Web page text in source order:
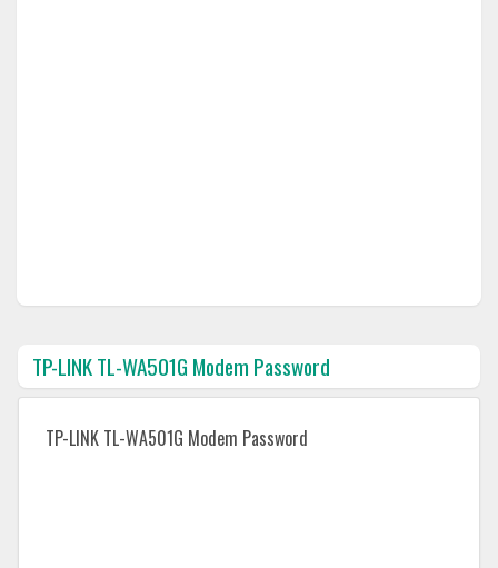
TP-LINK TL-WA501G Modem Password
TP-LINK TL-WA501G Modem Password